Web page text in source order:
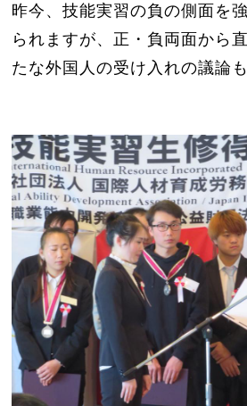
昨今、技能実習の負の側面を
られますが、正・負両面から
たな外国人の受け入れの議論